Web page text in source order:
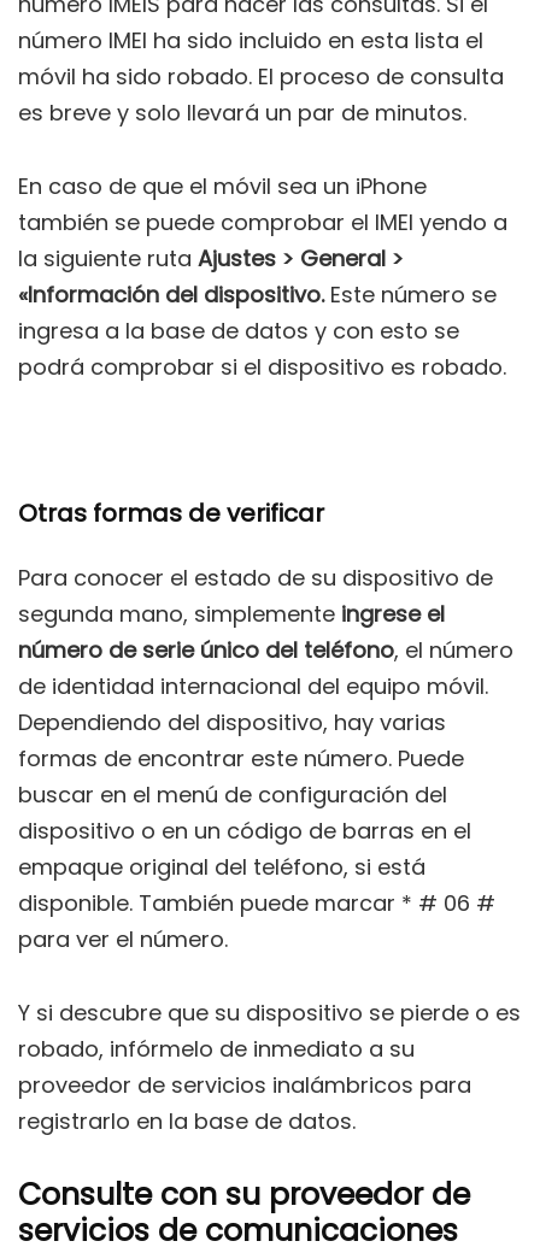
número IMEI ha sido incluido en esta lista el
móvil ha sido robado. El proceso de consulta
es breve y solo llevará un par de minutos.
En caso de que el móvil sea un iPhone
también se puede comprobar el IMEI yendo a
la siguiente ruta Ajustes > General >
«Información del dispositivo.Este número se
ingresa a la base de datos y con esto se
podrá comprobar si el dispositivo es robado.
Otras formas de verificar
Para conocer el estado de su dispositivo de
segunda mano, simplemente ingrese el
número de serie único del teléfono, el número
de identidad internacional del equipo móvil.
Dependiendo del dispositivo, hay varias
formas de encontrar este número. Puede
buscar en el menú de configuración del
dispositivo o en un código de barras en el
empaque original del teléfono, si está
disponible. También puede marcar * # 06 #
para ver el número.
Y si descubre que su dispositivo se pierde o es
robado, infórmelo de inmediato a su
proveedor de servicios inalámbricos para
registrarlo en la base de datos.
Consulte con su proveedor de
servicios de comunicaciones